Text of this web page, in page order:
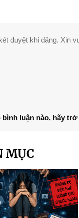
duyệt khi đăng. Xin
bình luận nào, hãy
MỤC